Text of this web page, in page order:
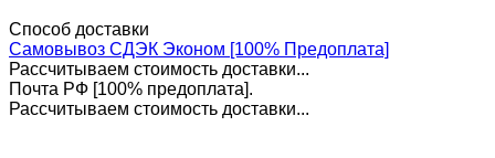
Способ доставки
Самовывоз СДЭК Эконом [100% Предоплата]
Рассчитываем стоимость доставки...
Почта РФ [100% предоплата].
Рассчитываем стоимость доставки...